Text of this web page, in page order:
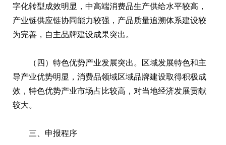
字化转型成效明显，中高端消费品生产供给水平较高，
产业链供应链协同能力较强，产品质量追溯体系建设较
为完善，自主品牌建设成果突出。
（四）特色优势产业发展突出。区域发展特色和主
导产业优势明显，消费品领域区域品牌建设取得积极成
效，特色优势产业市场占比较高，对当地经济发展贡献
较大。
三、申报程序